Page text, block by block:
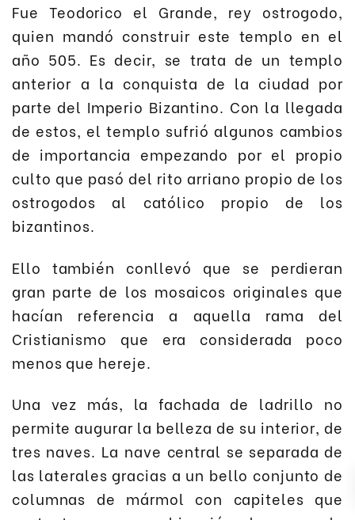
Fue Teodorico el Grande, rey ostrogodo,
quien mandó construir este templo en el
año 505. Es decir, se trata de un templo
anterior a la conquista de la ciudad por
parte del Imperio Bizantino. Con la llegada
de estos, el templo sufrió algunos cambios
de importancia empezando por el propio
culto que pasó del rito arriano propio de los
ostrogodos al católico propio de los
bizantinos.
Ello también conllevó que se perdieran
gran parte de los mosaicos originales que
hacían referencia a aquella rama del
Cristianismo que era considerada poco
menos que hereje.
Una vez más, la fachada de ladrillo no
permite augurar la belleza de su interior, de
tres naves. La nave central se separada de
las laterales gracias a un bello conjunto de
columnas de mármol con capiteles que